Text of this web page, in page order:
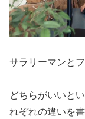
サラリーマンとフ
どちらがいいと
れぞれの違いを